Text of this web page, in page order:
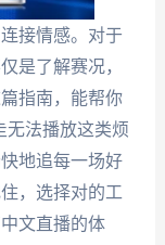
接情感。对于
是了解赛况，
指南，能帮你
无法播放这类烦
地追每一场好
，选择对的工
文直播的体